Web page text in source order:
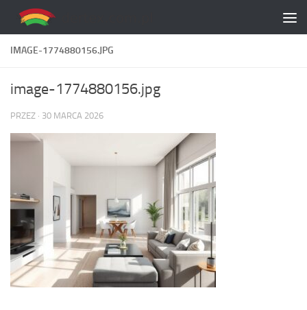
Skip to content
IMAGE-1774880156.JPG
image-1774880156.jpg
PRZEZ · 30 MARCA 2026